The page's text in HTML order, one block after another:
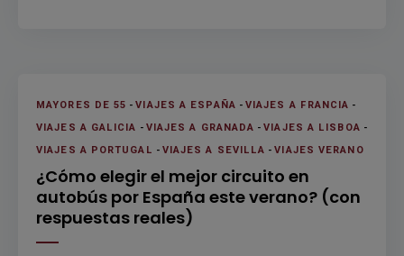
MAYORES DE 55 -VIAJES A ESPAÑA -VIAJES A FRANCIA -
VIAJES A GALICIA -VIAJES A GRANADA -VIAJES A LISBOA -
VIAJES A PORTUGAL -VIAJES A SEVILLA -VIAJES VERANO
¿Cómo elegir el mejor circuito en
autobús por España este verano? (con
respuestas reales)